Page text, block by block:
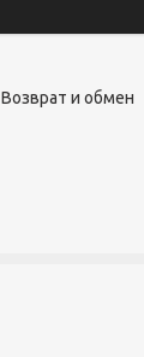
Возврат и обмен